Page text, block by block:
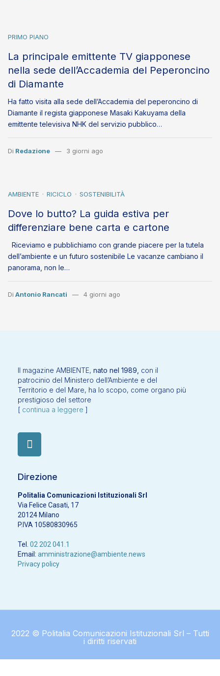
PRIMO PIANO
La principale emittente TV giapponese
nella sede dell’Accademia del Peperoncino
di Diamante
Ha fatto visita alla sede dell’Accademia del peperoncino di
Diamante il regista giapponese Masaki Kakuyama della
emittente televisiva NHK del servizio pubblico…
Di Redazione 3 giorni ago
AMBIENTE RICICLO SOSTENIBILITÀ
Dove lo butto? La guida estiva per
differenziare bene carta e cartone
Riceviamo e pubblichiamo con grande piacere per la tutela
dell’ambiente e un futuro sostenibile Le vacanze cambiano il
panorama, non le…
Di Antonio Rancati 4 giorni ago
Il magazine AMBIENTE, nato nel 1989, con il
patrocinio del Ministero dell’Ambiente e del
Territorio e del Mare, ha lo scopo, come organo più
prestigioso del settore
[ continua a leggere ]
Direzione
Politalia Comunicazioni Istituzionali Srl
Via Felice Casati, 17
20124 Milano
P.IVA 10580830965
Tel. 02 202 041.1
Email: amministrazione@ambiente.news
Privacy policy
2022 © Politalia Comunicazioni Istituzionali Srl – Tutti
i diritti riservati